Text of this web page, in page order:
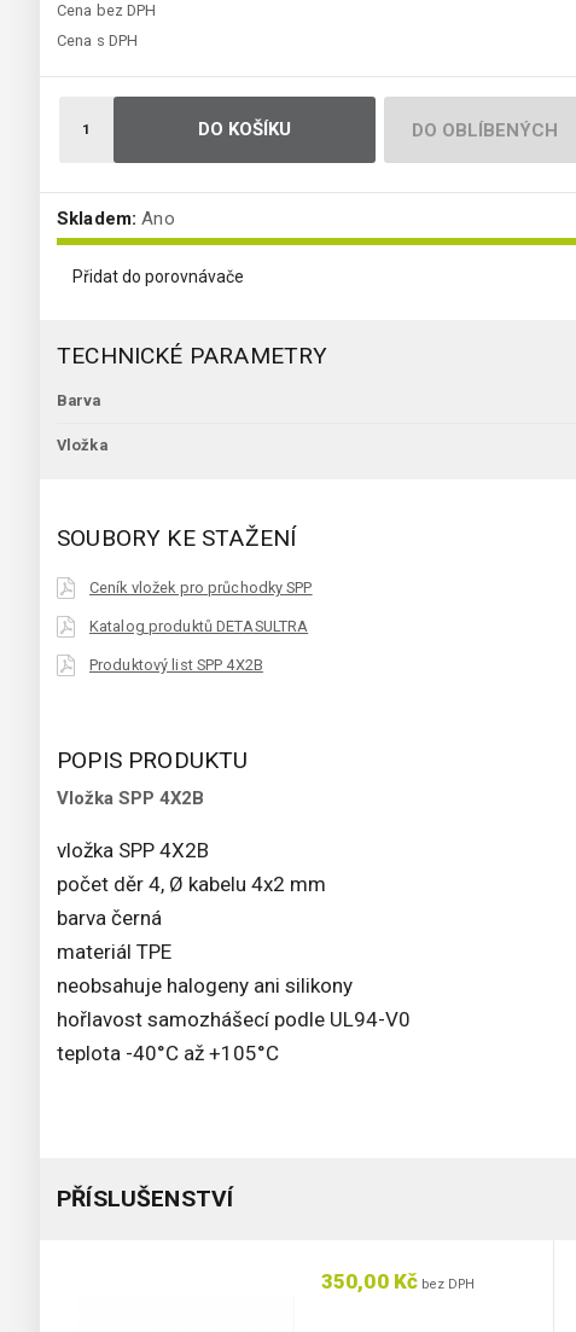
Cena bez DPH
Cena s DPH
DO KOŠÍKU DO OBLÍBENÝCH
Skladem: Ano
Přidat do porovnávače
TECHNICKÉ PARAMETRY
Barva
Vložka
SOUBORY KE STAŽENÍ
Ceník vložek pro průchodky SPP
Katalog produktů DETASULTRA
Produktový list SPP 4X2B
POPIS PRODUKTU
Vložka SPP 4X2B
vložka SPP 4X2B
počet děr 4, Ø kabelu 4x2 mm
barva černá
materiál TPE
neobsahuje halogeny ani silikony
hořlavost samozhášecí podle UL94-V0
teplota -40°C až +105°C
PŘÍSLUŠENSTVÍ
350,00 Kč bez DPH